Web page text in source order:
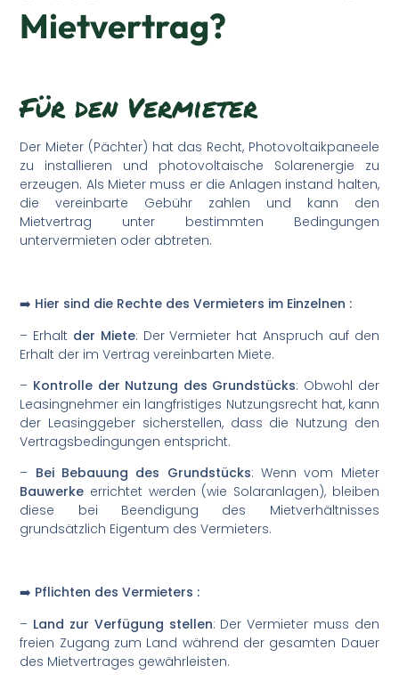
Mietvertrag?
Für den Vermieter
Der Mieter (Pächter) hat das Recht, Photovoltaikpaneele
zu installieren und photovoltaische Solarenergie zu
erzeugen. Als Mieter muss er die Anlagen instand halten,
die vereinbarte Gebühr zahlen und kann den
Mietvertrag unter bestimmten Bedingungen
untervermieten oder abtreten.
➡️ Hier sind die Rechte des Vermieters im Einzelnen :
– Erhalt der Miete: Der Vermieter hat Anspruch auf den
Erhalt der im Vertrag vereinbarten Miete.
– Kontrolle der Nutzung des Grundstücks: Obwohl der
Leasingnehmer ein langfristiges Nutzungsrecht hat, kann
der Leasinggeber sicherstellen, dass die Nutzung den
Vertragsbedingungen entspricht.
– Bei Bebauung des Grundstücks: Wenn vom Mieter
Bauwerke errichtet werden (wie Solaranlagen), bleiben
diese bei Beendigung des Mietverhältnisses
grundsätzlich Eigentum des Vermieters.
➡️ Pflichten des Vermieters :
– Land zur Verfügung stellen: Der Vermieter muss den
freien Zugang zum Land während der gesamten Dauer
des Mietvertrages gewährleisten.